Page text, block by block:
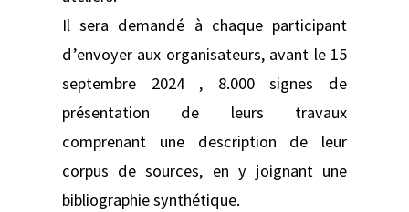
Il sera demandé à chaque participant
d’envoyer aux organisateurs, avant le 15
septembre 2024 , 8.000 signes de
présentation de leurs travaux
comprenant une description de leur
corpus de sources, en y joignant une
bibliographie synthétique.